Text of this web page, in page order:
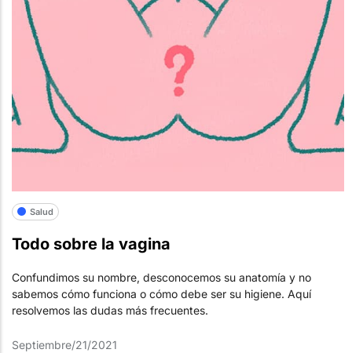
Salud
Todo sobre la vagina
Confundimos su nombre, desconocemos su anatomía y no
sabemos cómo funciona o cómo debe ser su higiene. Aquí
resolvemos las dudas más frecuentes.
Septiembre/21/2021